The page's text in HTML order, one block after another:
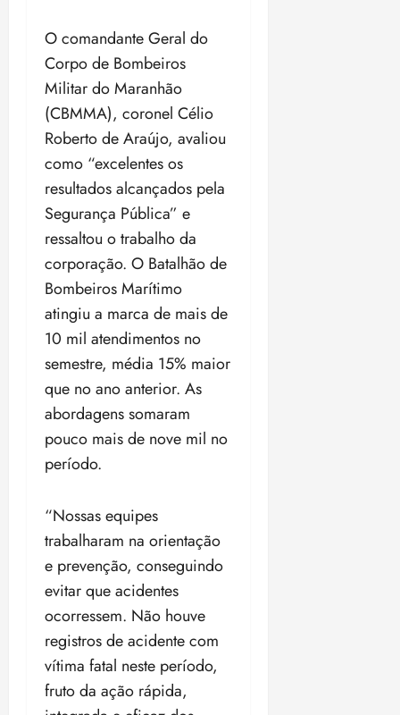
O comandante Geral do
Corpo de Bombeiros
Militar do Maranhão
(CBMMA), coronel Célio
Roberto de Araújo, avaliou
como “excelentes os
resultados alcançados pela
Segurança Pública” e
ressaltou o trabalho da
corporação. O Batalhão de
Bombeiros Marítimo
atingiu a marca de mais de
10 mil atendimentos no
semestre, média 15% maior
que no ano anterior. As
abordagens somaram
pouco mais de nove mil no
período.
“Nossas equipes
trabalharam na orientação
e prevenção, conseguindo
evitar que acidentes
ocorressem. Não houve
registros de acidente com
vítima fatal neste período,
fruto da ação rápida,